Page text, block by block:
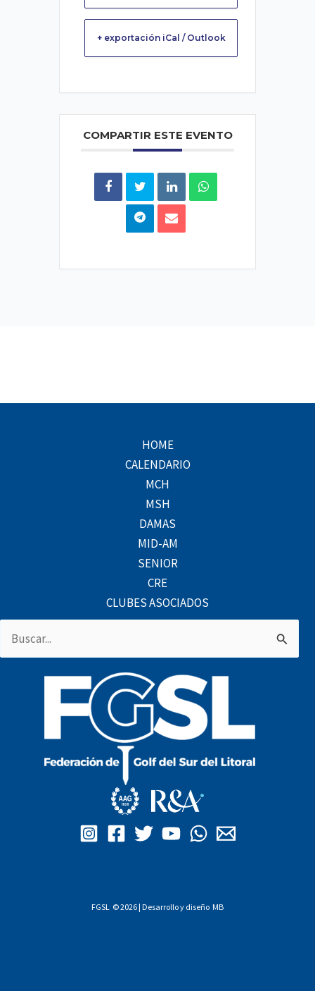
+ exportación iCal / Outlook
COMPARTIR ESTE EVENTO
HOME
CALENDARIO
MCH
MSH
DAMAS
MID-AM
SENIOR
CRE
CLUBES ASOCIADOS
Buscar
por:
FGSL © 2026 | Desarrollo y diseño MB